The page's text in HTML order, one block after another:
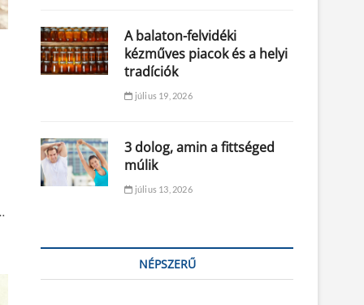
A balaton-felvidéki
kézműves piacok és a helyi
tradíciók
július 19, 2026
3 dolog, amin a fittséged
múlik
július 13, 2026
NÉPSZERŰ